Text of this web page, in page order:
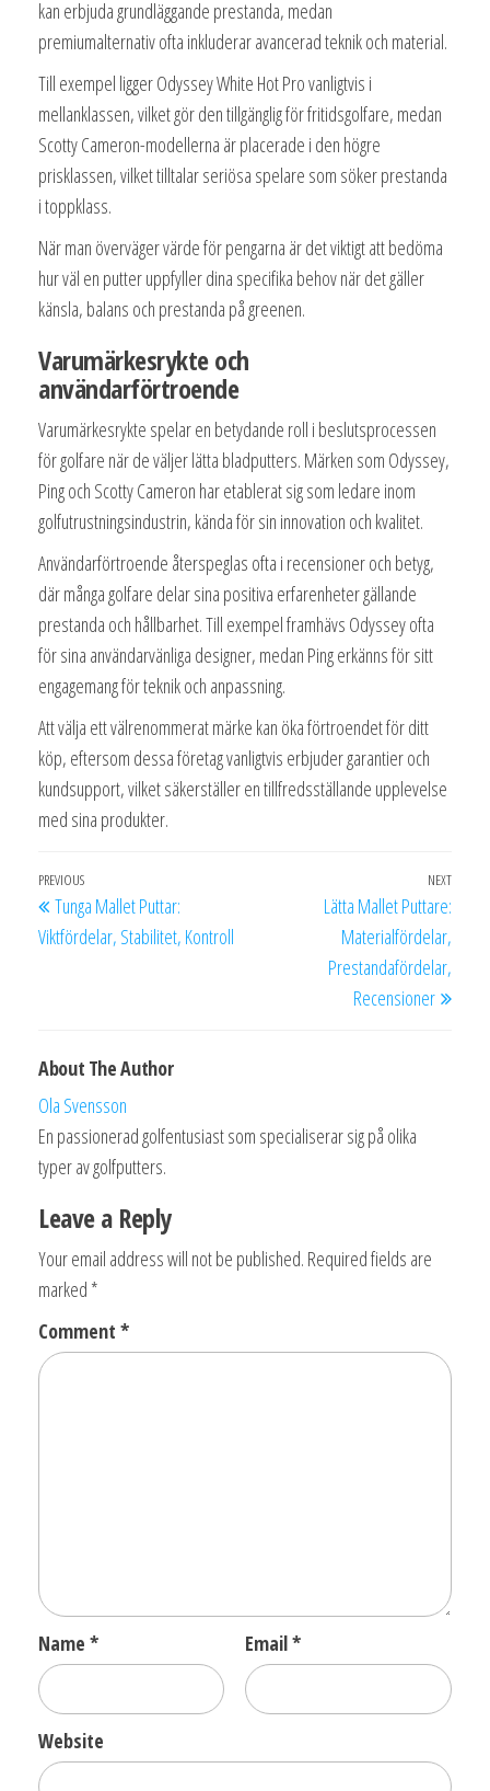
kan erbjuda grundläggande prestanda, medan
premiumalternativ ofta inkluderar avancerad teknik och material.
Till exempel ligger Odyssey White Hot Pro vanligtvis i
mellanklassen, vilket gör den tillgänglig för fritidsgolfare, medan
Scotty Cameron-modellerna är placerade i den högre
prisklassen, vilket tilltalar seriösa spelare som söker prestanda
i toppklass.
När man överväger värde för pengarna är det viktigt att bedöma
hur väl en putter uppfyller dina specifika behov när det gäller
känsla, balans och prestanda på greenen.
Varumärkesrykte och
användarförtroende
Varumärkesrykte spelar en betydande roll i beslutsprocessen
för golfare när de väljer lätta bladputters. Märken som Odyssey,
Ping och Scotty Cameron har etablerat sig som ledare inom
golfutrustningsindustrin, kända för sin innovation och kvalitet.
Användarförtroende återspeglas ofta i recensioner och betyg,
där många golfare delar sina positiva erfarenheter gällande
prestanda och hållbarhet. Till exempel framhävs Odyssey ofta
för sina användarvänliga designer, medan Ping erkänns för sitt
engagemang för teknik och anpassning.
Att välja ett välrenommerat märke kan öka förtroendet för ditt
köp, eftersom dessa företag vanligtvis erbjuder garantier och
kundsupport, vilket säkerställer en tillfredsställande upplevelse
med sina produkter.
Post
navigation
Previous
Post
PREVIOUS
Tunga Mallet Puttar:
Viktfördelar, Stabilitet, Kontroll
Next
NEXT
Lätta Mallet Puttare:
Materialfördelar,
Prestandafördelar,
Recensioner
About The Author
Ola Svensson
En passionerad golfentusiast som specialiserar sig på olika
typer av golfputters.
Leave a Reply
Your email address will not be published. Required fields are
marked *
Comment *
Name * Email*
Website